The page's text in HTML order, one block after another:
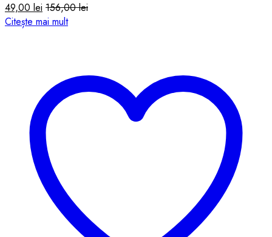
49,00 lei 156,00lei
Citește mai mult